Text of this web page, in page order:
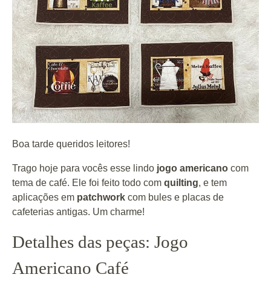
Boa tarde queridos leitores!
Trago hoje para vocês esse lindo jogo americano com
tema de café. Ele foi feito todo com quilting, e tem
aplicações em patchwork com bules e placas de
cafeterias antigas. Um charme!
Detalhes das peças: Jogo
Americano Café